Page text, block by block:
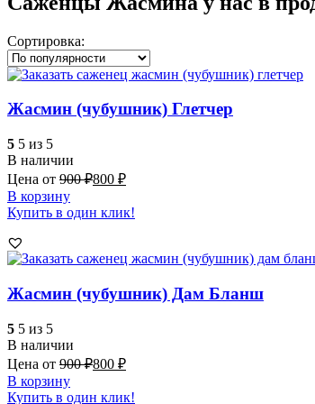
Сортировка:
Жасмин (чубушник) Глетчер
5 5 из 5
В наличии
Цена от 900₽800 ₽
В корзину
Купить в один клик!
Жасмин (чубушник) Дам Бланш
5 5 из 5
В наличии
Цена от 900₽800 ₽
В корзину
Купить в один клик!